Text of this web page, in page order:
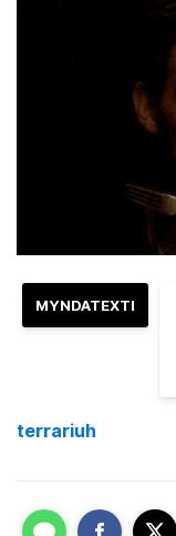
MYNDATEXTI
terrariuh